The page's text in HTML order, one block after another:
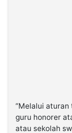
“Melalui
guru honorer
atau sekolah